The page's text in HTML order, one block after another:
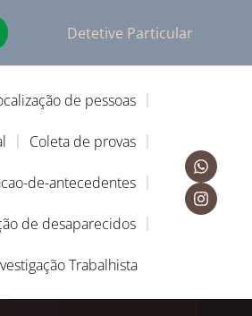
Detetive Particular
de pessoas
Coleta de provas
de-antecedentes
de desaparecidos
Trabalhista